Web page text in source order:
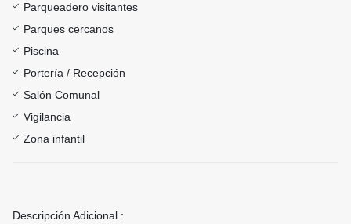
Parqueadero visitantes
Parques cercanos
Piscina
Portería / Recepción
Salón Comunal
Vigilancia
Zona infantil
Descripción Adicional :